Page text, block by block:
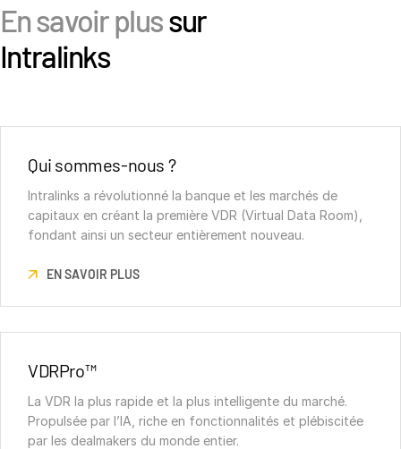
En savoir plussur
Intralinks
Qui sommes-nous ?
Intralinks a révolutionné la banque et les marchés de
capitaux en créant la première VDR (Virtual Data Room),
fondant ainsi un secteur entièrement nouveau.
EN SAVOIR PLUS
VDRPro™
La VDR la plus rapide et la plus intelligente du marché.
Propulsée par l’IA, riche en fonctionnalités et plébiscitée
par les dealmakers du monde entier.